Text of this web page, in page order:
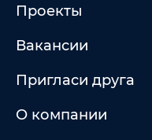
Проекты
Вакансии
Пригласи друга
О компании